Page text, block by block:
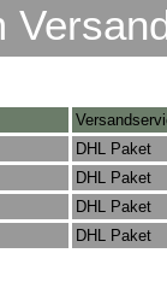
DHL Paket
DHL Paket
DHL Paket
DHL Paket